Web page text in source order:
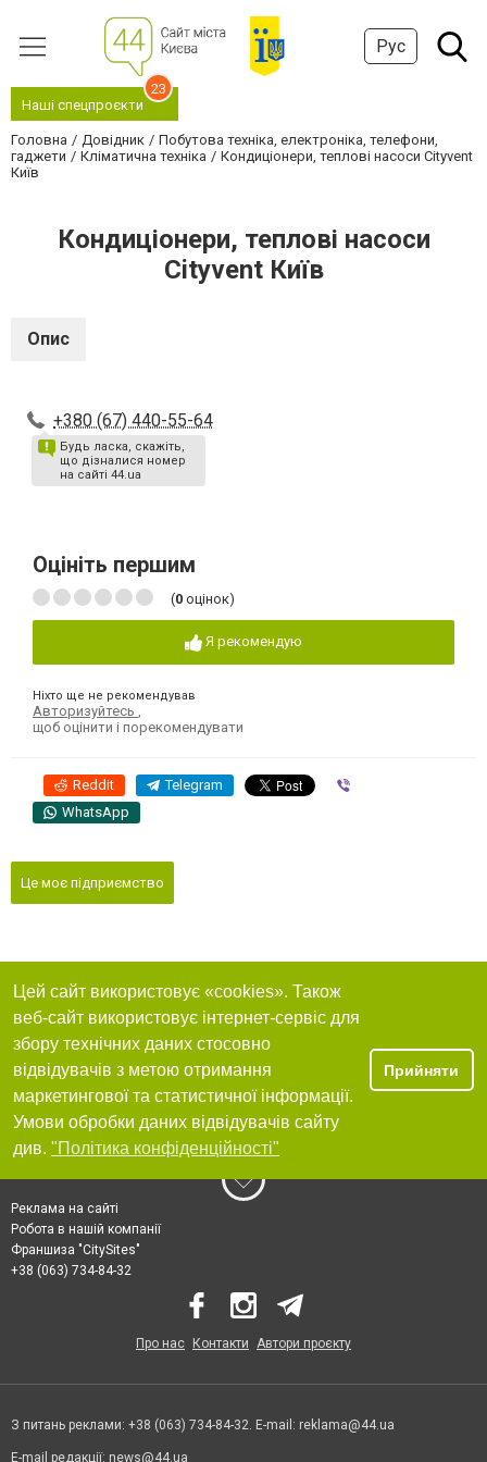
Рус
Наші спецпроєкти
23
Головна Довідник
Побутова техніка, електроніка, телефони,
гаджети
Кліматична техніка
Кондиціонери, теплові насоси Сityvent
Київ
Кондиціонери, теплові насоси
Сityvent Київ
Опис
+380 (67) 440-55-64
Будь ласка, скажіть,
що дізналися номер
на сайті 44.ua
Оцініть першим
(0 оцінок)
Я рекомендую
Ніхто ще не рекомендував
Авторизуйтесь
щоб оцінити і порекомендувати
Reddit Telegram
WhatsApp
Це моє підприємство
Цей сайт використовує «cookies». Також
веб-сайт використовує інтернет-сервіс для
збору технічних даних стосовно
відвідувачів з метою отримання
маркетингової та статистичної інформації.
Умови обробки даних відвідувачів сайту
див. "Політика конфіденційності"
Прийняти
Реклама на сайті
Робота в нашій компанії
Франшиза "CitySites"
+38 (063) 734-84-32
Про нас Контакти Автори проєкту
З питань реклами: +38 (063) 734-84-32. E-mail: reklama@44.ua
E-mail редакції: news@44.ua